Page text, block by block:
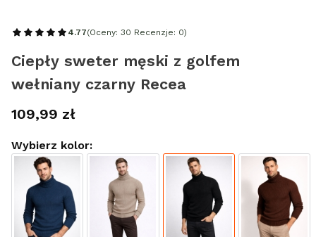
4.77(Oceny: 30 Recenzje: 0)
Ciepły sweter męski z golfem
wełniany czarny Recea
Cena
109,99 zł
Wybierz kolor: